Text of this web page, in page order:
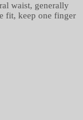
waist, generally
fit, keep one finger